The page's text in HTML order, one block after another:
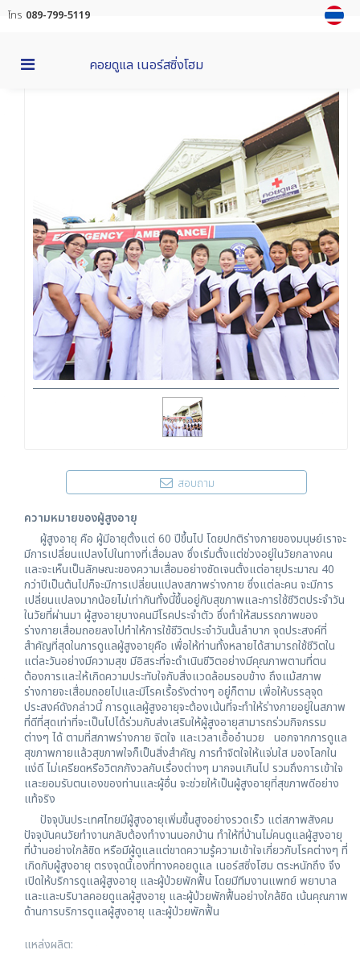
โทร 089-799-5119
MENU คอยดูแล เนอร์สซิ่งโฮม
สอบถาม
ความหมายของผู้สูงอายุ
ผู้สูงอายุ คือ ผู้มีอายุตั้งแต่ 60 ปีขึ้นไป โดยปกติร่างกายของมนุษย์เราจะ
มีการเปลี่ยนแปลงไปในทางที่เสื่อมลง ซึ่งเริ่มตั้งแต่ช่วงอยู่ในวัยกลางคน
และจะเห็นเป็นลักษณะของความเสื่อมอย่างชัดเจนตั้งแต่อายุประมาณ 40
กว่าปีเป็นต้นไปก็จะมีการเปลี่ยนแปลงสภาพร่างกาย ซึ่งแต่ละคน จะมีการ
เปลี่ยนแปลงมากน้อยไม่เท่ากันทั้งนี้ขึ้นอยู่กับสุขภาพและการใช้ชีวิตประจำวัน
ในวัยที่ผ่านมา ผู้สูงอายุบางคนมีโรคประจำตัว ซึ่งทำให้สมรรถภาพของ
ร่างกายเสื่อมถอยลงไปทำให้การใช้ชีวิตประจำวันนั้นลำบาก จุดประสงค์ที่
สำคัญที่สุดในการดูแลผู้สูงอายุคือ เพื่อให้ท่านทั้งหลายได้สามารถใช้ชีวิตใน
แต่ละวันอย่างมีความสุข มีอิสระที่จะดำเนินชีวิตอย่างมีคุณภาพตามที่ตน
ต้องการและให้เกิดความประทับใจกับสิ่งแวดล้อมรอบข้าง ถึงแม้สภาพ
ร่างกายจะเสื่อมถอยไปและมีโรคเรื้อรังต่างๆ อยู่ก็ตาม เพื่อให้บรรลุจุด
ประสงค์ดังกล่าวนี้ การดูแลผู้สูงอายุจะต้องเน้นที่จะทำให้ร่างกายอยู่ในสภาพ
ที่ดีที่สุดเท่าที่จะเป็นไปได้ร่วมกับส่งเสริมให้ผู้สูงอายุสามารถร่วมกิจกรรม
ต่างๆ ได้ ตามที่สภาพร่างกาย จิตใจ และเวลาเอื้ออำนวย นอกจากการดูแล
สุขภาพกายแล้วสุขภาพใจก็เป็นสิ่งสำคัญ การทำจิตใจให้แจ่มใส มองโลกใน
แง่ดี ไม่เครียดหรือวิตกกังวลกับเรื่องต่างๆ มากจนเกินไป รวมถึงการเข้าใจ
และยอมรับตนเองของท่านและผู้อื่น จะช่วยให้เป็นผู้สูงอายุที่สุขภาพดีอย่าง
แท้จริง
ปัจจุบันประเทศไทยมีผู้สูงอายุเพิ่มขึ้นสูงอย่างรวดเร็ว แต่สภาพสังคม
ปัจจุบันคนวัยทำงานกลับต้องทำงานนอกบ้าน ทำให้ที่บ้านไม่คนดูแลผู้สูงอายุ
ที่บ้านอย่างใกล้ชิด หรือมีผู้ดูแลแต่ขาดความรู้ความเข้าใจเกี่ยวกับโรคต่างๆ ที่
เกิดกับผู้สูงอายุ ตรงจุดนี้เองที่ทางคอยดูแล เนอร์สซิ่งโฮม ตระหนักถึง จึง
เปิดให้บริการดูแลผู้สูงอายุ และผู้ป่วยพักฟื้น โดยมีทีมงานแพทย์ พยาบาล
และและบริบาลคอยดูแลผู้สูงอายุ และผู้ป่วยพักฟื้นอย่างใกล้ชิด เน้นคุณภาพ
ด้านการบริการดูแลผู้สูงอายุ และผู้ป่วยพักฟื้น
แหล่งผลิต: